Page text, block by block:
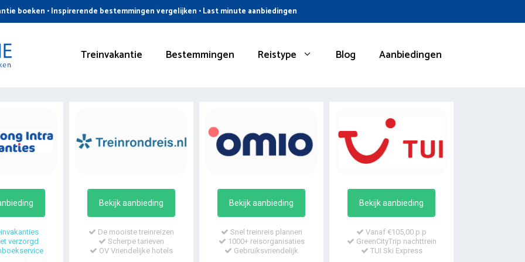
boeken • Inspirerende bestemmingen vergelijken • Last minute aanbiedingen
Treinvakantie Bestemmingen Reistype Blog Aanbiedingen
verzorgd
Bekijk aanbieding
De mooiste treinreizen
Scherpe tarieven
OV Vriendelijke hotels
Bekijk aanbieding
Snel treinreis plannen
1000+ reisorganisaties
Gebruiksvriendelijk
Bekijk aanbieding
Vanaf €105,00 p.p
GreenCityTrip nachttrein
TUI Ski Express